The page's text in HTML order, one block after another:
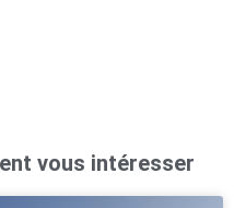
vous intéresser